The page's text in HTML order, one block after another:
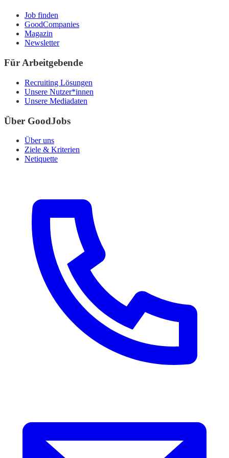
Job finden
GoodCompanies
Magazin
Newsletter
Für Arbeitgebende
Recruiting Lösungen
Unsere Nutzer*innen
Unsere Mediadaten
Über GoodJobs
Über uns
Ziele & Kriterien
Netiquette